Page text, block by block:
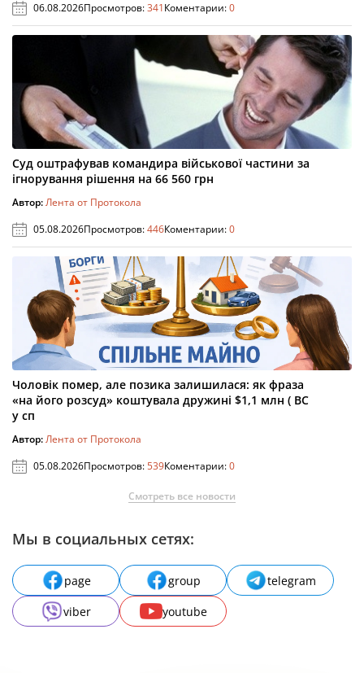
06.08.2026Просмотров:341Коментарии:0
Суд оштрафував командира військової частини за
ігнорування рішення на 66 560 грн
Автор:Лента от Протокола
05.08.2026Просмотров:446Коментарии:0
Чоловік помер, але позика залишилася: як фраза
«на його розсуд» коштувала дружині $1,1 млн ( ВС
у сп
Автор:Лента от Протокола
05.08.2026Просмотров:539Коментарии:0
Смотреть все новости
Мы в социальных сетях:
page group
telegram
viber
youtube